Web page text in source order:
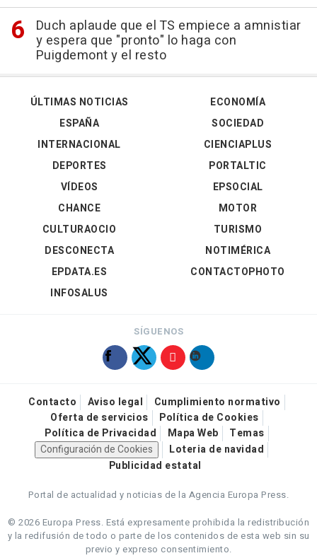
Duch aplaude que el TS empiece a amnistiar
y espera que "pronto" lo haga con
Puigdemont y el resto
ÚLTIMAS NOTICIAS
ESPAÑA
INTERNACIONAL
DEPORTES
VÍDEOS
ECONOMÍA
SOCIEDAD
CIENCIAPLUS
PORTALTIC
EPSOCIAL
CHANCE
CULTURAOCIO
DESCONECTA
EPDATA.ES
INFOSALUS
MOTOR
TURISMO
NOTIMÉRICA
CONTACTOPHOTO
SÍGUENOS
Contacto Aviso legal
Cumplimiento normativo
Oferta de servicios
Política de Cookies
Política de Privacidad
Mapa Web
Temas
Configuración de Cookies
Loteria de navidad
Publicidad estatal
Portal de actualidad y noticias de la Agencia Europa Press.
© 2026 Europa Press. Está expresamente prohibida la redistribución
y la redifusión de todo o parte de los contenidos de esta web sin su
previo y expreso consentimiento.